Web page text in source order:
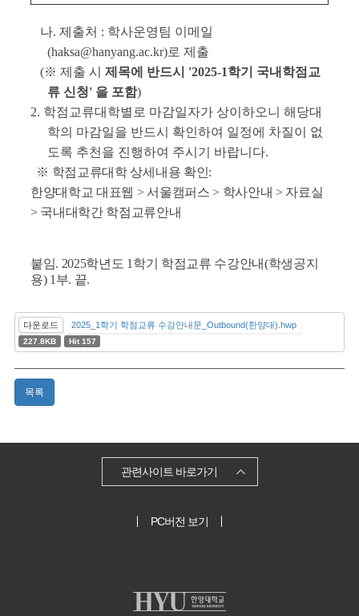
나. 제출처 : 학사운영팀 이메일
(haksa@hanyang.ac.kr)로 제출
(※ 제출 시 제목에 반드시 '2025-1학기 국내학점교
류 신청' 을 포함)
2. 학점교류대학별로 마감일자가 상이하오니 해당대
학의 마감일을 반드시 확인하여 일정에 차질이 없
도록 추천을 진행하여 주시기 바랍니다.
※ 학점교류대학 상세내용 확인:
한양대학교 대표웹 > 서울캠퍼스 > 학사안내 > 자료실
> 국내대학간 학점교류안내
붙임. 2025학년도 1학기 학점교류 수강안내(학생공지
용) 1부. 끝.
다운로드 2025_1학기 학점교류 수강안내문_Outbound(한양대).hwp
227.8KB Hit 157
목록
관련사이트 바로가기
PC버전 보기